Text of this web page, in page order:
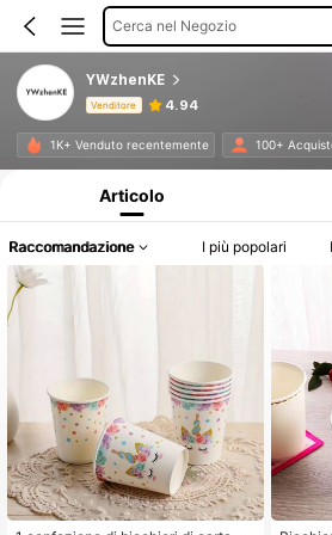
Cerca nel Negozio
YWzhenKE
Venditore 4.94
1K+ Venduto recentemente 100+
Articolo
Raccomandazione I più popolari